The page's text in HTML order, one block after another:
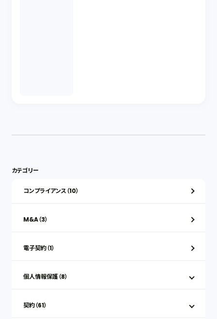
カテゴリー
コンプライアンス（10）
M&A（3）
電子契約（1）
個人情報保護（8）
契約（61）